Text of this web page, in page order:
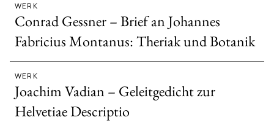
WERK
Conrad Gessner – Brief an Johannes
Fabricius Montanus: Theriak und Botanik
WERK
Joachim Vadian – Geleitgedicht zur
Helvetiae Descriptio